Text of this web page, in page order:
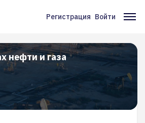
Меню
учётной
записи
пользователя
Регистрация Войти
нефти и газа